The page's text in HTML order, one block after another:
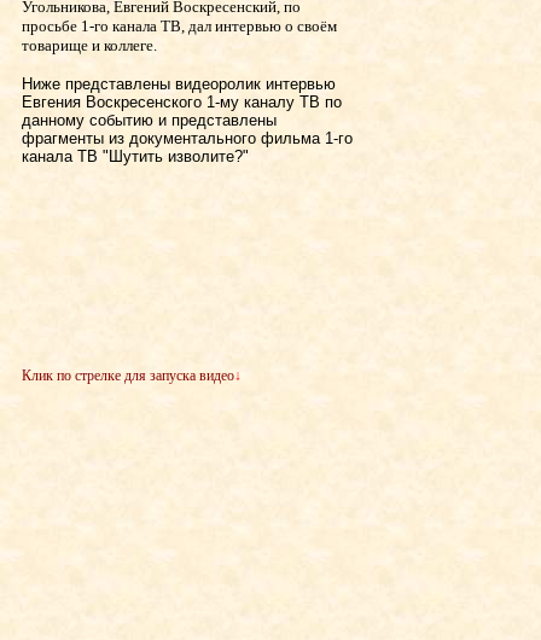
Угольникова, Евгений Воскресенский, по
просьбе 1-го канала ТВ, дал интервью о своём
товарище и коллеге.
Ниже представлены видеоролик интервью
Евгения Воскресенского 1-му каналу ТВ по
данному событию и представлены
фрагменты из документального фильма 1-го
канала ТВ "Шутить изволите?"
Клик по стрелке для запуска видео↓